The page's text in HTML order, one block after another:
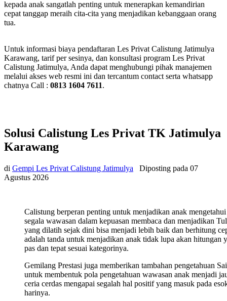
kepada anak sangatlah penting untuk menerapkan kemandirian
cepat tanggap meraih cita-cita yang menjadikan kebanggaan orang
tua.
Untuk informasi biaya pendaftaran Les Privat Calistung Jatimulya
Karawang, tarif per sesinya, dan konsultasi program Les Privat
Calistung Jatimulya, Anda dapat menghubungi pihak manajemen
melalui akses web resmi ini dan tercantum contact serta whatsapp
chatnya Call : 0813 1604 7611.
Solusi Calistung Les Privat TK Jatimulya
Karawang
di Gempi Les Privat Calistung Jatimulya Diposting pada 07
Agustus 2026
Calistung berperan penting untuk menjadikan anak mengetahui
segala wawasan dalam kepuasan membaca dan menjadikan
yang dilatih sejak dini bisa menjadi lebih baik dan berhitung
adalah tanda untuk menjadikan anak tidak lupa akan hitungan
pas dan tepat sesuai kategorinya.
Gemilang Prestasi juga memberikan tambahan pengetahuan
untuk membentuk pola pengetahuan wawasan anak menjadi
ceria cerdas mengapai segalah hal positif yang masuk pada
harinya.